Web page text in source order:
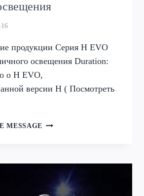
продукции Серия H EVO
освещения Duration:
о H EVO,
версии H ( Посмотреть
MESSAGE СЕРИЯ
УЛИЧНОГО
ОСВЕЩЕНИЯ